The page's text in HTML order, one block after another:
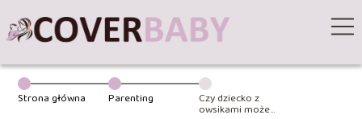
Strona główna Parenting Czy dziecko z
owsikami może